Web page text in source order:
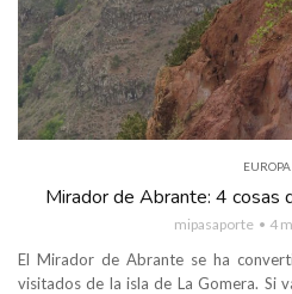
EUROPA
Mirador de Abrante: 4 cosas
mipasaporte 4
El Mirador de Abrante se ha
visitados de la isla de La Gomera. Si